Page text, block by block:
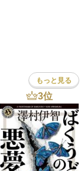
もっと見る
3位